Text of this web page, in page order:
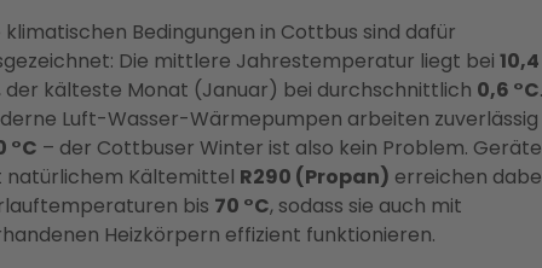
klimatischen Bedingungen in Cottbus sind dafür
Die mittlere Jahrestemperatur liegt bei 10,4
der kälteste Monat (Januar) bei durchschnittlich 0,6 °C.
Luft-Wasser-Wärmepumpen arbeiten zuverlässig
°C – der Cottbuser Winter ist also kein Problem. Geräte
natürlichem Kältemittel R290 (Propan) erreichen
bis 70 °C, sodass sie auch mit
Heizkörpern effizient funktionieren.